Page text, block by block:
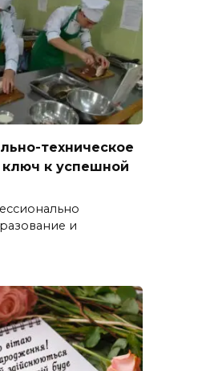
техническое
ключ к успешной
и